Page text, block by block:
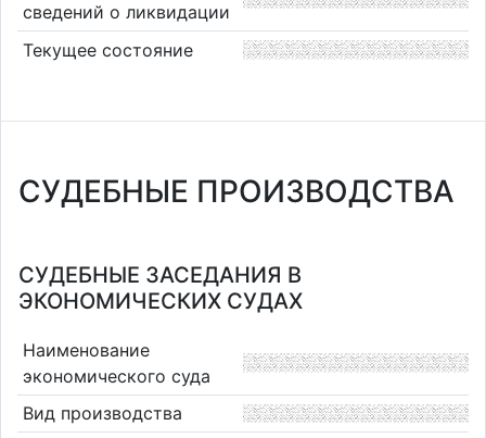
сведений о ликвидации
Текущее состояние
СУДЕБНЫЕ ПРОИЗВОДСТВА
СУДЕБНЫЕ ЗАСЕДАНИЯ В
ЭКОНОМИЧЕСКИХ СУДАХ
Наименование
экономического суда
Вид производства